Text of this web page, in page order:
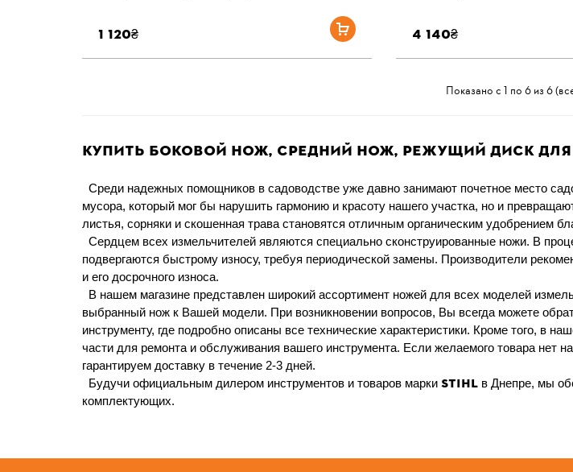
1 120₴ 4 140₴
Показано с 1 по 6 из 6
Купить боковой нож, средний нож, режущий диск для
Среди надежных помощников в садоводстве уже давно занимают почетное место
мусора, который мог бы нарушить гармонию и красоту нашего участка, но и
листья, сорняки и скошенная трава становятся отличным органическим удобрением
Сердцем всех измельчителей являются специально сконструированные ножи. В
подвергаются быстрому износу, требуя периодической замены. Производители
и его досрочного износа.
В нашем магазине представлен широкий ассортимент ножей для всех моделей
выбранный нож к Вашей модели. При возникновении вопросов, Вы всегда можете
инструменту, где подробно описаны все технические характеристики. Кроме того, в
части для ремонта и обслуживания вашего инструмента. Если желаемого товара нет
гарантируем доставку в течение 2-3 дней.
Будучи официальным дилером инструментов и товаров марки STIHL в Днепре, мы
комплектующих.